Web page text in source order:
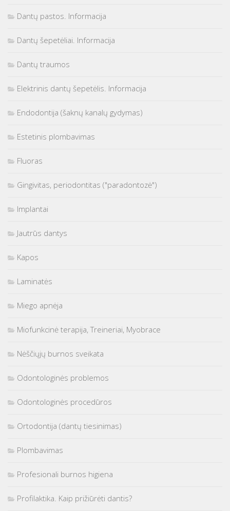
Dantų pastos. Informacija
Dantų šepetėliai. Informacija
Dantų traumos
Elektrinis dantų šepetėlis. Informacija
Endodontija (šaknų kanalų gydymas)
Estetinis plombavimas
Fluoras
Gingivitas, periodontitas ("paradontozė")
Implantai
Jautrūs dantys
Kapos
Laminatės
Miego apnėja
Miofunkcinė terapija, Treineriai, Myobrace
Nėščiųjų burnos sveikata
Odontologinės problemos
Odontologinės procedūros
Ortodontija (dantų tiesinimas)
Plombavimas
Profesionali burnos higiena
Profilaktika. Kaip prižiūrėti dantis?